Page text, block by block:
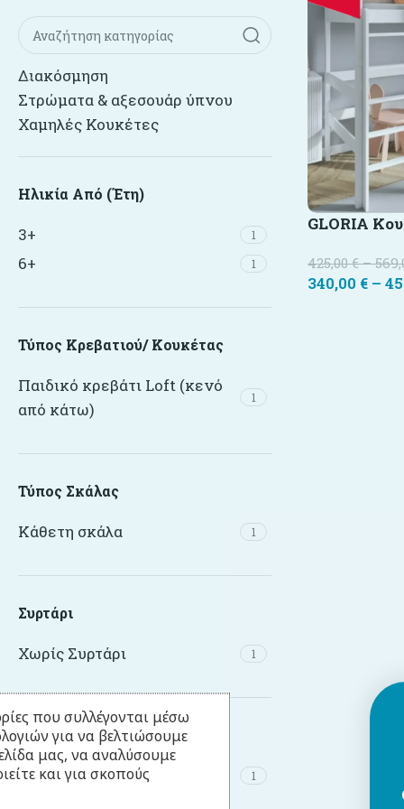
Διακόσμηση
Στρώματα & αξεσουάρ ύπνου
Χαμηλές Κουκέτες
Ηλικία Από (έτη)
3+ 1
6+ 1
Τύπος Κρεβατιού/ Κουκέτας
Παιδικό κρεβάτι Loft (κενό
από κάτω)
1
Τύπος Σκάλας
Κάθετη σκάλα 1
Συρτάρι
Χωρίς Συρτάρι 1
Τύπος Σκεπής
Σκεπή Κλασσική 1
GLORIA
425,00€ –
340,00 € –
που συλλέγονται μέσω
για να βελτιώσουμε
μας, να αναλύσουμε
και για σκοπούς